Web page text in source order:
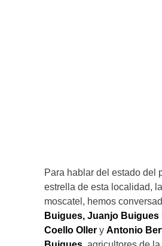
Para hablar del estado del
estrella de esta localidad,
moscatel, hemos
Buigues, Juanjo Buigues
Coello Oller y Antonio